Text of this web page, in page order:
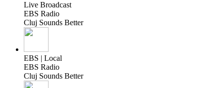
Live Broadcast
EBS Radio
Cluj Sounds Better
EBS | Local
EBS Radio
Cluj Sounds Better